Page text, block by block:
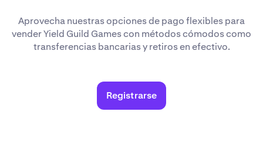
Aprovecha nuestras opciones de pago flexibles para
vender Yield Guild Games con métodos cómodos como
transferencias bancarias y retiros en efectivo.
Registrarse